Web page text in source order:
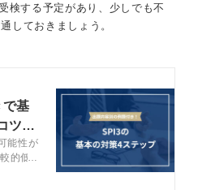
あまり重要視しない企業もあ
したことはありません。選考
ため、就活の選択肢が広が
ではないということも理解
検する予定があり、少しでも不
しておきましょう。
基
ツま
能性が
的低
この記